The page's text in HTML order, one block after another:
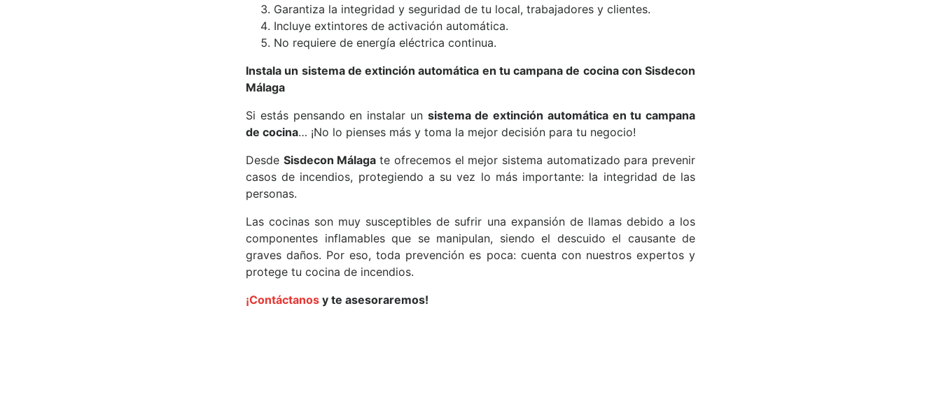
Garantiza la integridad y seguridad de tu local, trabajadores y clientes.
Incluye extintores de activación automática.
No requiere de energía eléctrica continua.
Instala un sistema de extinción automática en tu campana de cocina con Sisdecon
Málaga
Si estás pensando en instalar un sistema de extinción automática en tu campana
de cocina… ¡No lo pienses más y toma la mejor decisión para tu negocio!
Desde Sisdecon Málagate ofrecemos el mejor sistema automatizado para prevenir
casos de incendios, protegiendo a su vez lo más importante: la integridad de las
personas.
Las cocinas son muy susceptibles de sufrir una expansión de llamas debido a los
componentes inflamables que se manipulan, siendo el descuido el causante de
graves daños. Por eso, toda prevención es poca: cuenta con nuestros expertos y
protege tu cocina de incendios.
¡Contáctanos y te asesoraremos!